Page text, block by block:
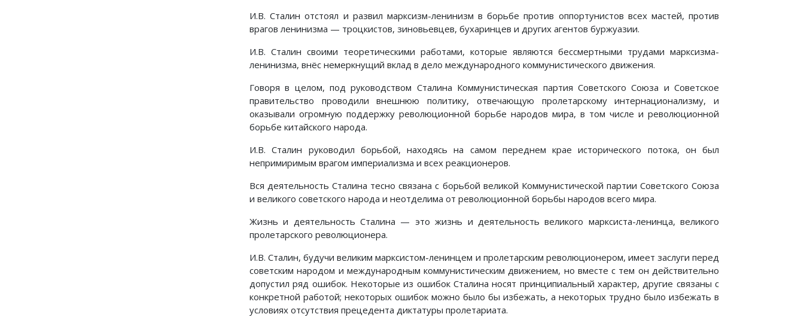
И.В. Сталин отстоял и развил марксизм-ленинизм в борьбе против оппортунистов всех мастей, против
врагов ленинизма — троцкистов, зиновьевцев, бухаринцев и других агентов буржуазии.
И.В. Сталин своими теоретическими работами, которые являются бессмертными трудами марксизма-
ленинизма, внёс немеркнущий вклад в дело международного коммунистического движения.
Говоря в целом, под руководством Сталина Коммунистическая партия Советского Союза и Советское
правительство проводили внешнюю политику, отвечающую пролетарскому интернационализму, и
оказывали огромную поддержку революционной борьбе народов мира, в том числе и революционной
борьбе китайского народа.
И.В. Сталин руководил борьбой, находясь на самом переднем крае исторического потока, он был
непримиримым врагом империализма и всех реакционеров.
Вся деятельность Сталина тесно связана с борьбой великой Коммунистической партии Советского Союза
и великого советского народа и неотделима от революционной борьбы народов всего мира.
Жизнь и деятельность Сталина — это жизнь и деятельность великого марксиста-ленинца, великого
пролетарского революционера.
И.В. Сталин, будучи великим марксистом-ленинцем и пролетарским революционером, имеет заслуги перед
советским народом и международным коммунистическим движением, но вместе с тем он действительно
допустил ряд ошибок. Некоторые из ошибок Сталина носят принципиальный характер, другие связаны с
конкретной работой; некоторых ошибок можно было бы избежать, а некоторых трудно было избежать в
условиях отсутствия прецедента диктатуры пролетариата.